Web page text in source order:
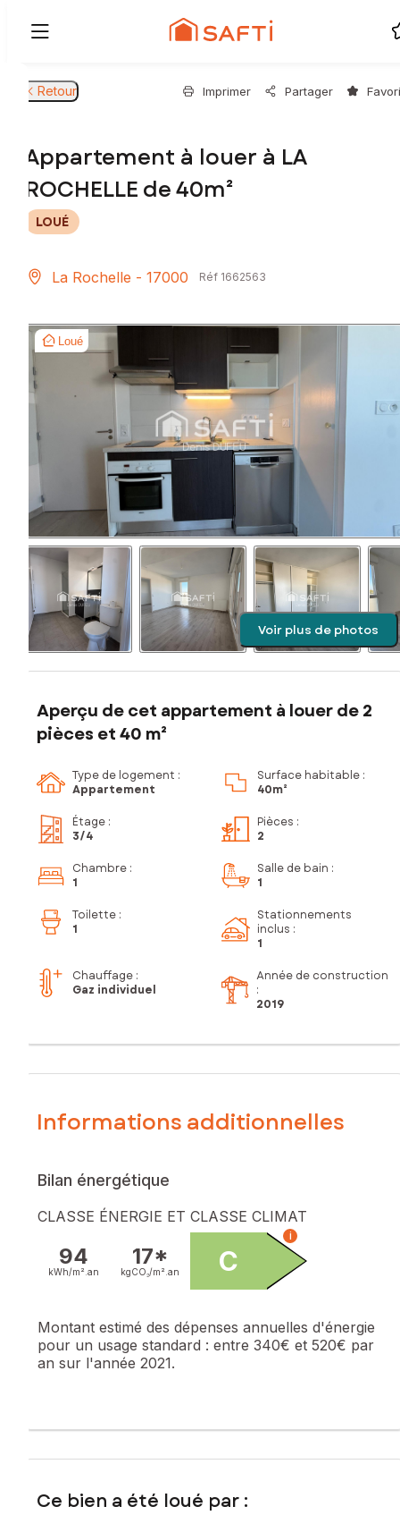
Retour Imprimer Partager
Appartement à louer à LA
ROCHELLE de 40m²
LOUÉ
La Rochelle - 17000 Réf 1662563
Loué
Voir plus de photos
Aperçu de cet appartement à louer de 2
pièces et 40 m²
Type de logement :
Appartement
Surface habitable :
40m²
Étage :
3/4
Pièces :
2
Chambre :
1
Salle de bain :
1
Toilette :
1
Stationnements
inclus :
1
Chauffage :
Gaz individuel
Année de construction
:
2019
Informations additionnelles
Bilan énergétique
CLASSE ÉNERGIE ET CLASSE CLIMAT
94
kWh/m². an
17*
kgCO₂/m². an C
i
Montant estimé des dépenses annuelles d'énergie
pour un usage standard : entre 340€ et 520€ par
an sur l'année 2021.
Ce bien a été loué par :